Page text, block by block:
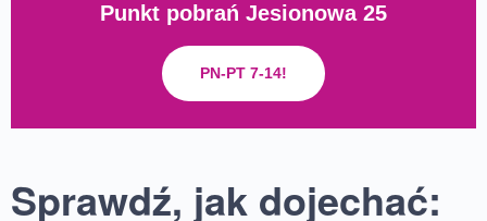
Punkt pobrań Jesionowa 25
PN-PT 7-14!
Sprawdź, jak dojechać: